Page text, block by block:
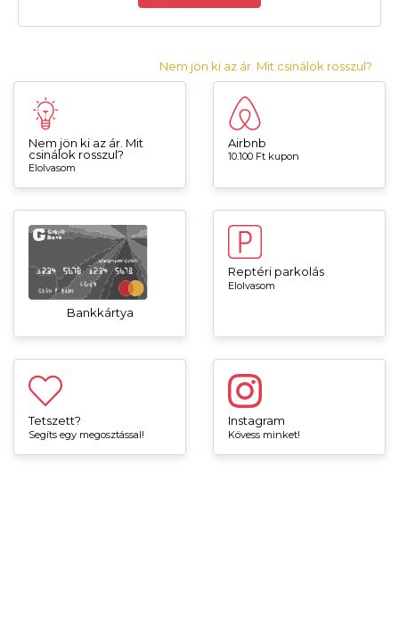
Nem jön ki az ár. Mit csinálok rosszul?
Nem jön ki az ár. Mit
csinálok rosszul?
Elolvasom
Airbnb
10.100 Ft kupon
Bankkártya
Reptéri parkolás
Elolvasom
Tetszett?
Segíts egy megosztással!
Instagram
Kövess minket!